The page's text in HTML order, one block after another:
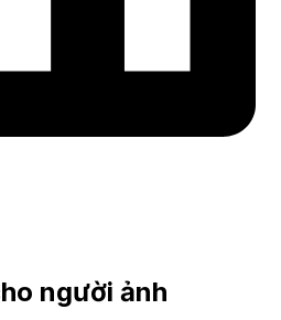
người ảnh